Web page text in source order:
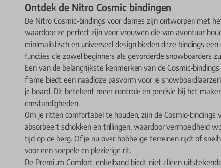
Ontdek de Nitro Cosmic bindingen
De Nitro Cosmic-bindings voor dames zijn ontworpen met
waardoor ze perfect zijn voor vrouwen die van avontuur
minimalistisch en universeel design bieden deze bindings
functies die zowel beginners als gevorderde snowboarders
Een van de belangrijkste kenmerken van de Cosmic-
frame biedt een naadloze pasvorm voor je
je board. Dit betekent meer controle en precisie bij het
omstandigheden.
Om je ritten comfortabel te houden, zijn de Cosmic-
absorbeert schokken en trillingen, waardoor vermoeidheid
tijd op de berg. Of je nu over hobbelige terreinen rijdt of
voor een soepele en plezierige rit.
De Premium Comfort-enkelband biedt niet alleen